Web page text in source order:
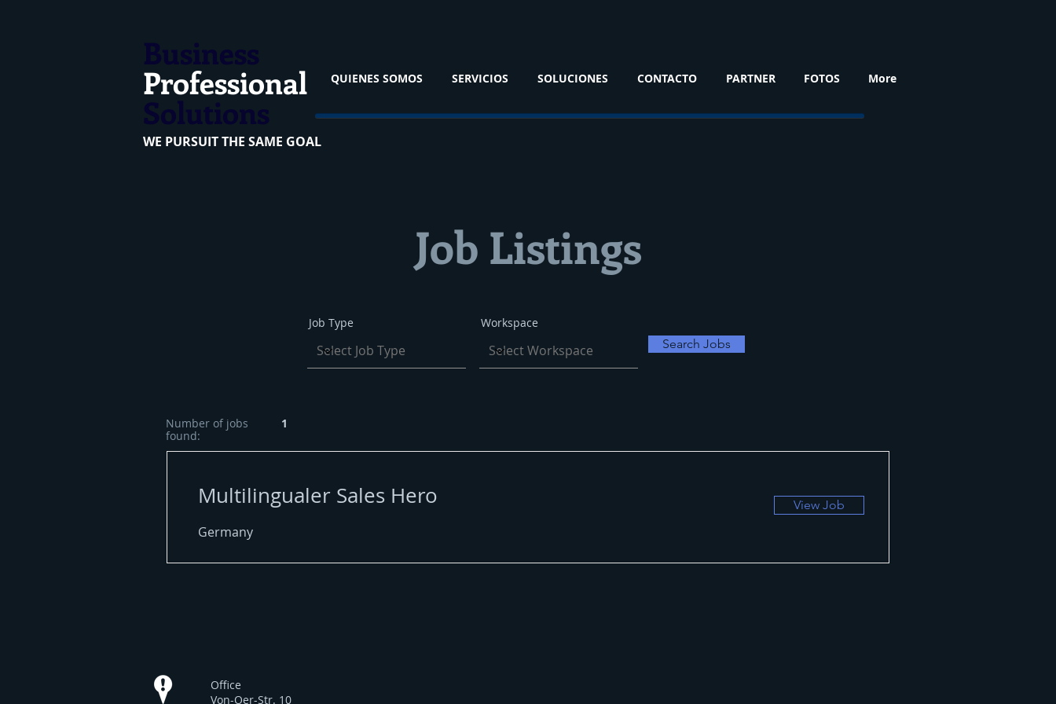
Professional
WE PURSUIT THE SAME GOAL
QUIENES SOMOS SERVICIOS SOLUCIONES CONTACTO PARTNER FOTOS More
Job Listings
Job Type
Workspace
Search Jobs
Number of jobs
found:
1
Multilingualer Sales Hero
Germany
View Job
Office
Von-Oer-Str. 10